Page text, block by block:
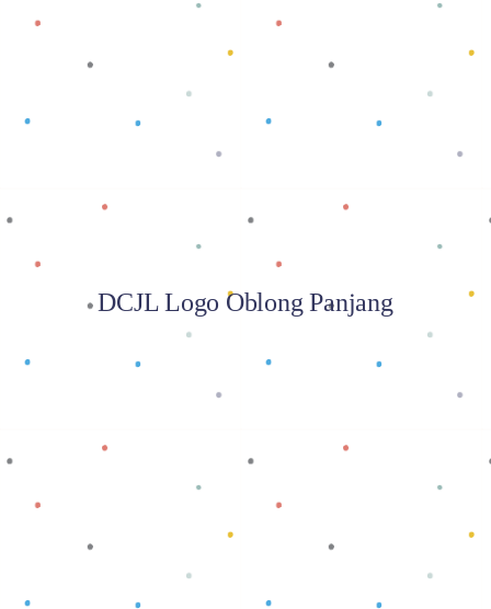
Baca selengkapnya
DCJL Logo Oblong Panjang
Baca selengkapnya